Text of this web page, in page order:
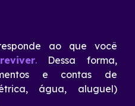
ao que você
.Dessa forma,
e contas de
água, aluguel)